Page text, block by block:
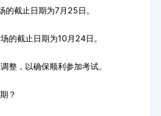
截止日期为7月25日。
截止日期为10月24日。
，以确保顺利参加考试。
？